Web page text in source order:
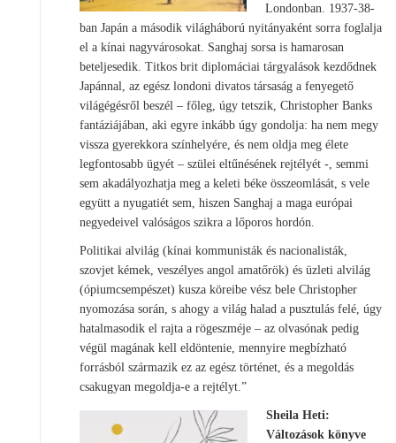
Londonban. 1937-38-
ban Japán a második világháború nyitányaként sorra foglalja
el a kínai nagyvárosokat. Sanghaj sorsa is hamarosan
beteljesedik. Titkos brit diplomáciai tárgyalások kezdődnek
Japánnal, az egész londoni divatos társaság a fenyegető
világégésről beszél – főleg, úgy tetszik, Christopher Banks
fantáziájában, aki egyre inkább úgy gondolja: ha nem megy
vissza gyerekkora színhelyére, és nem oldja meg élete
legfontosabb ügyét – szülei eltűnésének rejtélyét -, semmi
sem akadályozhatja meg a keleti béke összeomlását, s vele
együtt a nyugatiét sem, hiszen Sanghaj a maga európai
negyedeivel valóságos szikra a lőporos hordón.
Politikai alvilág (kínai kommunisták és nacionalisták,
szovjet kémek, veszélyes angol amatőrök) és üzleti alvilág
(ópiumcsempészet) kusza köreibe vész bele Christopher
nyomozása során, s ahogy a világ halad a pusztulás felé, úgy
hatalmasodik el rajta a rögeszméje – az olvasónak pedig
végül magának kell eldöntenie, mennyire megbízható
forrásból származik ez az egész történet, és a megoldás
csakugyan megoldja-e a rejtélyt.”
Sheila Heti:
Változások könyve